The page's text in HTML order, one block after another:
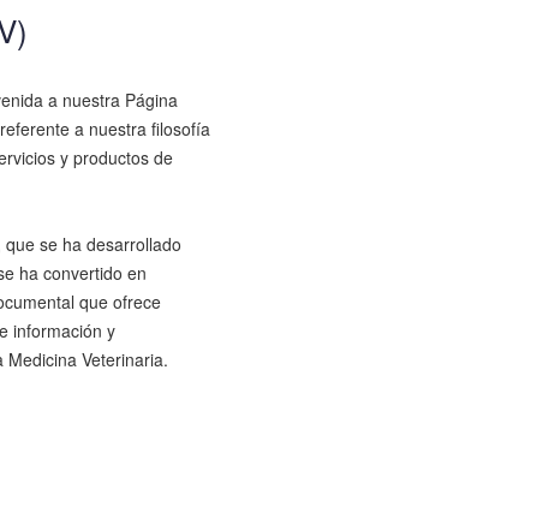
a nuestra Página
a nuestra filosofía
y productos de
se ha desarrollado
ha convertido en
que ofrece
información y
Veterinaria.